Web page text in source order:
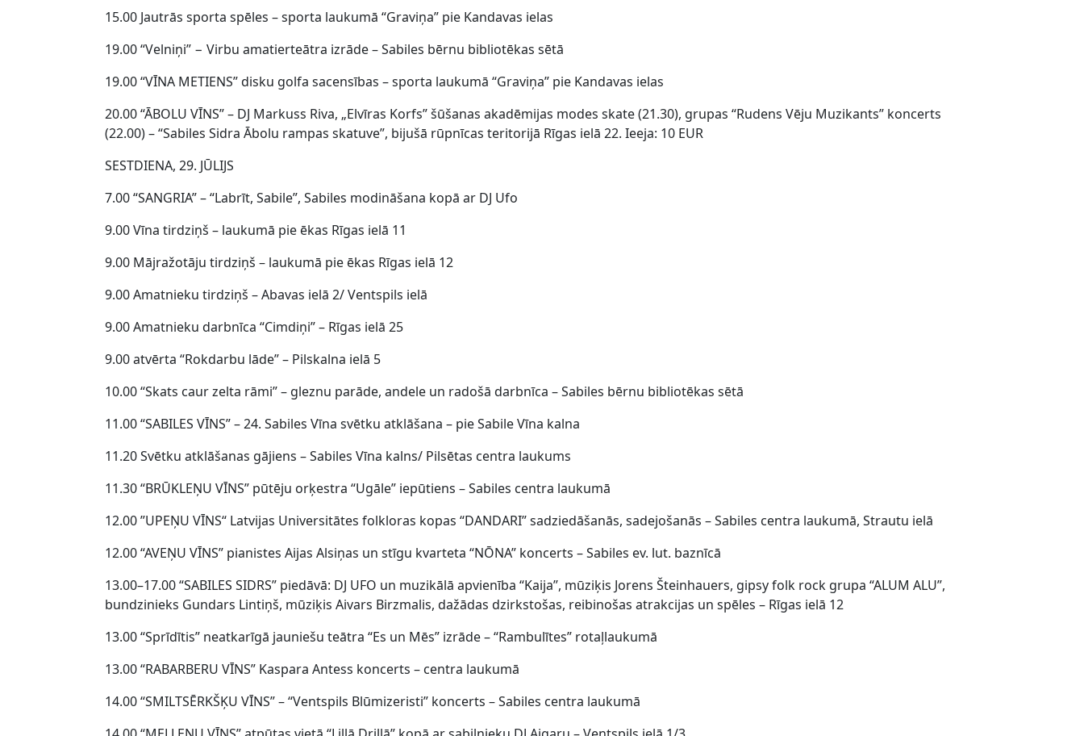
15.00 Jautrās sporta spēles – sporta laukumā “Graviņa” pie Kandavas ielas
19.00 “Velniņi” − Virbu amatierteātra izrāde – Sabiles bērnu bibliotēkas sētā
19.00 “VĪNA METIENS” disku golfa sacensības – sporta laukumā “Graviņa” pie Kandavas ielas
20.00 “ĀBOLU VĪNS” – DJ Markuss Riva, „Elvīras Korfs” šūšanas akadēmijas modes skate (21.30), grupas “Rudens Vēju Muzikants” koncerts
(22.00) – “Sabiles Sidra Ābolu rampas skatuve”, bijušā rūpnīcas teritorijā Rīgas ielā 22. Ieeja: 10 EUR
SESTDIENA, 29. JŪLIJS
7.00 “SANGRIA” – “Labrīt, Sabile”, Sabiles modināšana kopā ar DJ Ufo
9.00 Vīna tirdziņš – laukumā pie ēkas Rīgas ielā 11
9.00 Mājražotāju tirdziņš – laukumā pie ēkas Rīgas ielā 12
9.00 Amatnieku tirdziņš – Abavas ielā 2/ Ventspils ielā
9.00 Amatnieku darbnīca “Cimdiņi” – Rīgas ielā 25
9.00 atvērta “Rokdarbu lāde” – Pilskalna ielā 5
10.00 “Skats caur zelta rāmi” – gleznu parāde, andele un radošā darbnīca – Sabiles bērnu bibliotēkas sētā
11.00 “SABILES VĪNS” – 24. Sabiles Vīna svētku atklāšana – pie Sabile Vīna kalna
11.20 Svētku atklāšanas gājiens – Sabiles Vīna kalns/ Pilsētas centra laukums
11.30 “BRŪKLEŅU VĪNS” pūtēju orķestra “Ugāle” iepūtiens – Sabiles centra laukumā
12.00 ”UPEŅU VĪNS“ Latvijas Universitātes folkloras kopas “DANDARI” sadziedāšanās, sadejošanās – Sabiles centra laukumā, Strautu ielā
12.00 “AVEŅU VĪNS” pianistes Aijas Alsiņas un stīgu kvarteta “NŌNA” koncerts – Sabiles ev. lut. baznīcā
13.00–17.00 “SABILES SIDRS” piedāvā: DJ UFO un muzikālā apvienība “Kaija”, mūziķis Jorens Šteinhauers, gipsy folk rock grupa “ALUM ALU”,
bundzinieks Gundars Lintiņš, mūziķis Aivars Birzmalis, dažādas dzirkstošas, reibinošas atrakcijas un spēles – Rīgas ielā 12
13.00 “Sprīdītis” neatkarīgā jauniešu teātra “Es un Mēs” izrāde – “Rambulītes” rotaļlaukumā
13.00 “RABARBERU VĪNS” Kaspara Antess koncerts – centra laukumā
14.00 “SMILTSĒRKŠĶU VĪNS” – “Ventspils Blūmizeristi” koncerts – Sabiles centra laukumā